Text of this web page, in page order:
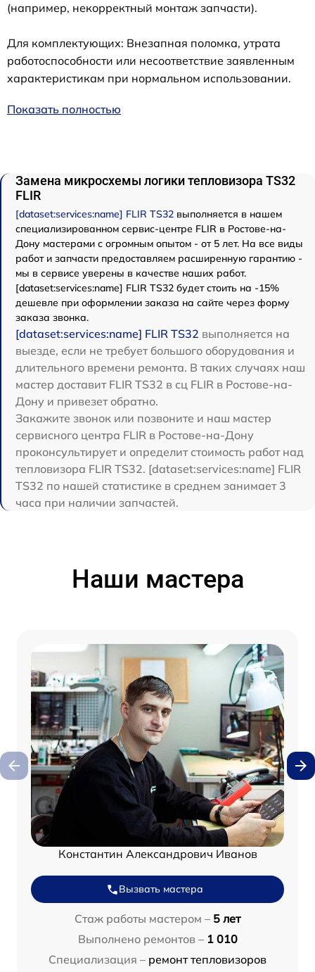
(например, некорректный монтаж запчасти).
Для комплектующих: Внезапная поломка, утрата
работоспособности или несоответствие заявленным
характеристикам при нормальном использовании.
Показать полностью
Замена микросхемы логики тепловизора TS32
FLIR
[dataset:services:name] FLIR TS32 выполняется в нашем
специализированном сервис-центре FLIR в Ростове-на-
Дону мастерами с огромным опытом - от 5 лет. На все виды
работ и запчасти предоставляем расширенную гарантию -
мы в сервисе уверены в качестве наших работ.
[dataset:services:name] FLIR TS32 будет стоить на -15%
дешевле при оформлении заказа на сайте через форму
заказа звонка.
[dataset:services:name] FLIR TS32 выполняется на
выезде, если не требует большого оборудования и
длительного времени ремонта. В таких случаях наш
мастер доставит FLIR TS32 в сц FLIR в Ростове-на-
Дону и привезет обратно.
Закажите звонок или позвоните и наш мастер
сервисного центра FLIR в Ростове-на-Дону
проконсультирует и определит стоимость работ над
тепловизора FLIR TS32. [dataset:services:name] FLIR
TS32 по нашей статистике в среднем занимает 3
часа при наличии запчастей.
Наши мастера
Константин Александрович Иванов
Вызвать мастера
Стаж работы мастером – 5 лет
Выполнено ремонтов – 1 010
Специализация – ремонт тепловизоров